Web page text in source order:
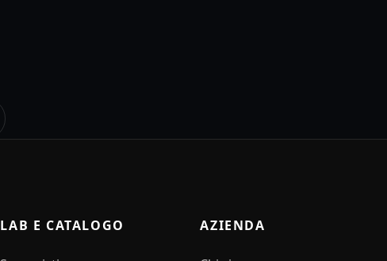
LAB E CATALOGO AZIENDA